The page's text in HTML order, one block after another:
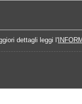
dettagli leggi l'
2025-2026